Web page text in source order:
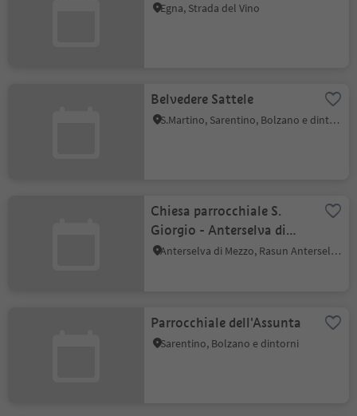
Egna, Strada del Vino
Belvedere Sattele
S.Martino, Sarentino, Bolzano e dintorni
Chiesa parrocchiale S.
Giorgio - Anterselva di
Mezzo
Anterselva di Mezzo, Rasun Anterselva, Regione dolomitica Plan de Corones
Parrocchiale dell'Assunta
Sarentino, Bolzano e dintorni